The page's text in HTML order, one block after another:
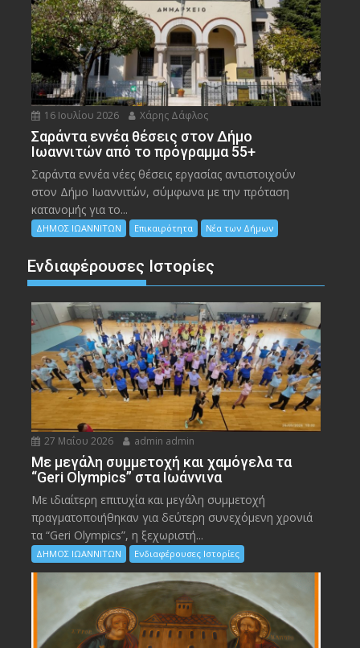
16 Ιουλίου 2026 Χάρης Δάφλος
Σαράντα εννέα θέσεις στον Δήμο
Ιωαννιτών από το πρόγραμμα 55+
Σαράντα εννέα νέες θέσεις εργασίας αντιστοιχούν
στον Δήμο Ιωαννιτών, σύμφωνα με την πρόταση
κατανομής για το...
ΔΗΜΟΣ ΙΩΑΝΝΙΤΩΝ Επικαιρότητα Νέα των Δήμων
Ενδιαφέρουσες Ιστορίες
27 Μαΐου 2026 admin admin
Με μεγάλη συμμετοχή και χαμόγελα τα
“Geri Olympics” στα Ιωάννινα
Με ιδιαίτερη επιτυχία και μεγάλη συμμετοχή
πραγματοποιήθηκαν για δεύτερη συνεχόμενη χρονιά
τα “Geri Olympics”, η ξεχωριστή...
ΔΗΜΟΣ ΙΩΑΝΝΙΤΩΝ Ενδιαφέρουσες Ιστορίες